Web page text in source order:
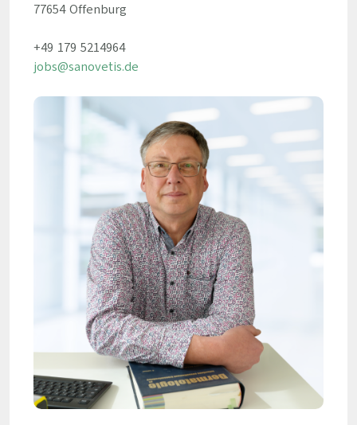
77654 Offenburg
+49 179 5214964
jobs@sanovetis.de